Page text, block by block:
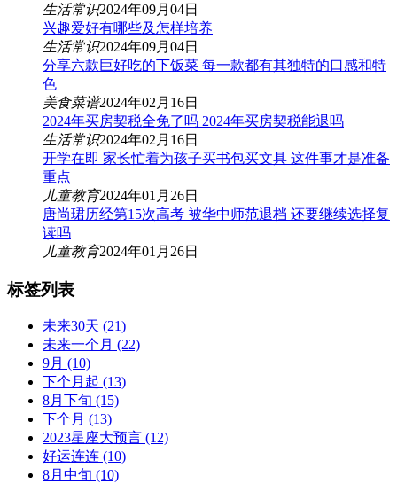
生活常识2024年09月04日
兴趣爱好有哪些及怎样培养
生活常识2024年09月04日
分享六款巨好吃的下饭菜 每一款都有其独特的口感和特
色
美食菜谱2024年02月16日
2024年买房契税全免了吗 2024年买房契税能退吗
生活常识2024年02月16日
开学在即 家长忙着为孩子买书包买文具 这件事才是准备
重点
儿童教育2024年01月26日
唐尚珺历经第15次高考 被华中师范退档 还要继续选择复
读吗
儿童教育2024年01月26日
标签列表
未来30天 (21)
未来一个月 (22)
9月 (10)
下个月起 (13)
8月下旬 (15)
下个月 (13)
2023星座大预言 (12)
好运连连 (10)
8月中旬 (10)